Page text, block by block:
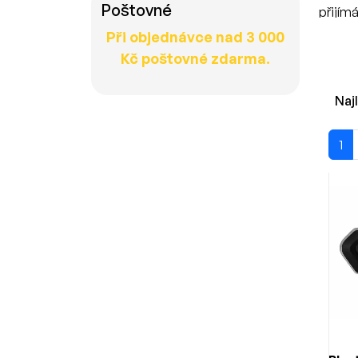
Poštovné
Při objednávce nad 3 000
Kč poštovné zdarma.
K 1